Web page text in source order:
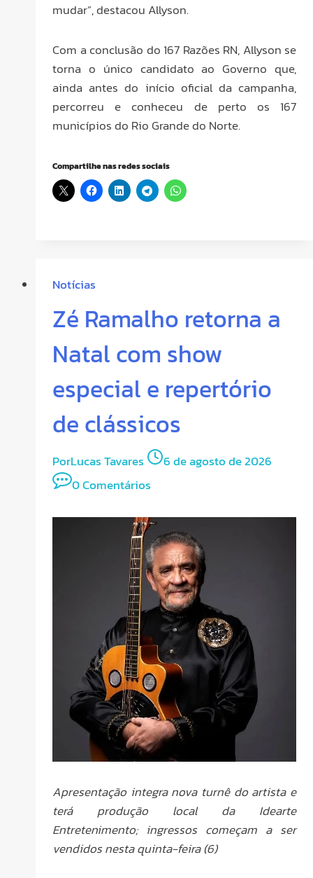
mudar”, destacou Allyson.
Com a conclusão do 167 Razões RN, Allyson se
torna o único candidato ao Governo que,
ainda antes do início oficial da campanha,
percorreu e conheceu de perto os 167
municípios do Rio Grande do Norte.
Compartilhe nas redes sociais
Notícias
Zé Ramalho retorna a
Natal com show
especial e repertório
de clássicos
PorLucas Tavares
6 de agosto de 2026
0 Comentários
Apresentação integra nova turnê do artista e
terá produção local da Idearte
Entretenimento; ingressos começam a ser
vendidos nesta quinta-feira (6)